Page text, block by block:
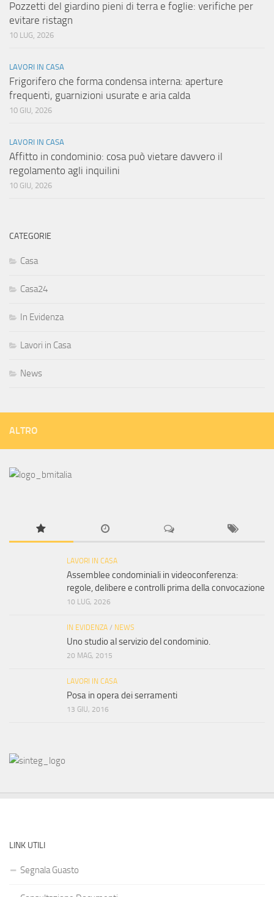
Pozzetti del giardino pieni di terra e foglie: verifiche per
evitare ristagn
10 LUG, 2026
LAVORI IN CASA
Frigorifero che forma condensa interna: aperture
frequenti, guarnizioni usurate e aria calda
10 GIU, 2026
LAVORI IN CASA
Affitto in condominio: cosa può vietare davvero il
regolamento agli inquilini
10 GIU, 2026
CATEGORIE
Casa
Casa24
In Evidenza
Lavori in Casa
News
ALTRO
LAVORI IN CASA
Assemblee condominiali in videoconferenza:
regole, delibere e controlli prima della convocazione
10 LUG, 2026
IN EVIDENZA / NEWS
Uno studio al servizio del condominio.
20 MAG, 2015
LAVORI IN CASA
Posa in opera dei serramenti
13 GIU, 2016
LINK UTILI
Segnala Guasto